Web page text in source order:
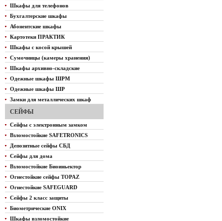
Шкафы для телефонов
Бухгалтерские шкафы
Абонентские шкафы
Картотеки ПРАКТИК
Шкафы с косой крышей
Сумочницы (камеры хранения)
Шкафы архивно-складские
Одежные шкафы ШРМ
Одежные шкафы ШР
Замки для металлических шкаф
СЕЙФЫ
Сейфы с электронным замком
Взломостойкие SAFETRONICS
Депозитные сейфы СБД
Сейфы для дома
Взломостойкие Биоиньектор
Огнестойкие сейфы TOPAZ
Огнестойкие SAFEGUARD
Сейфы 2 класс защиты
Биометрические ONIX
Шкафы взломостойкие